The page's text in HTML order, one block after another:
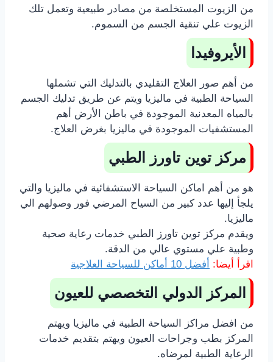
من الزيوت المستخلصة من مصادر طبيعية وتعمل تلك
الزيوت علي تنقية الجسم من السموم.
الأيروفيدا
من أهم صور العلاج التقليدي بالتدليك التي تشملها
السياحة الطبية في ماليزيا ويتم عن طريق تدليك الجسم
بالمياه المعدنية الموجودة في باطن الأرض أهم
المستشفيات الموجودة في ماليزيا بغرض العلاج.
مركز توين تاورز الطبي
هو من أهم اماكن السياحة الاستشفائية في ماليزيا والتي
يلجأ إليها عدد كبير من السياح المرضي فور وصولهم الي
ماليزيا.
ويقدم مركز توين تاورز الطبي خدمات رعاية صحية
وطبية علي مستوي عالي من الدقة.
اقرأ أيضا:
أفضل 10 أماكن للسياحة العلاجية
المركز الدولي التخصصي للعيون
من افضل مراكز السياحة الطبية في ماليزيا ويهتم
المركز بطب وجراحات العيون ويهتم بتقديم خدمات
الرعاية الطبية لمرضاه.